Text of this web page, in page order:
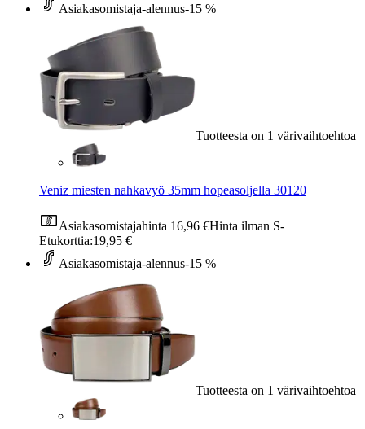
Asiakasomistaja-alennus-15 %
Tuotteesta on 1 värivaihtoehtoa
Veniz miesten nahkavyö 35mm hopeasoljella 30120
Asiakasomistajahinta 16,96 €Hinta ilman S-
Etukorttia:19,95 €
Asiakasomistaja-alennus-15 %
Tuotteesta on 1 värivaihtoehtoa